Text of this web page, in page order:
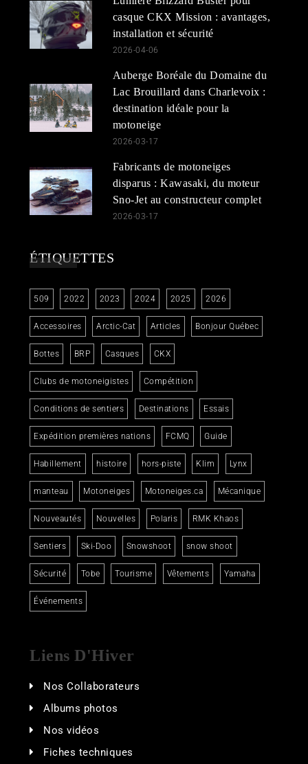
casque CKX Mission : avantages,
installation et sécurité
2026-04-06
Auberge Boréale du Domaine du
Lac Brouillard dans Charlevoix :
destination idéale pour la
motoneige
2026-03-17
Fabricants de motoneiges
disparus : Kawasaki, du moteur
Sno-Jet au constructeur complet
2026-03-17
ÉTIQUETTES
509 2022 2023 2024 2025 2026
Accessoires Arctic-Cat Articles Bonjour Québec
Bottes BRP Casques CKX
Clubs de motoneigistes Compétition
Conditions de sentiers Destinations Essais
Expédition premières nations FCMQ Guide
Habillement histoire hors-piste Klim Lynx
manteau Motoneiges Motoneiges.ca Mécanique
Nouveautés Nouvelles Polaris RMK Khaos
Sentiers Ski-Doo Snowshoot snow shoot
Sécurité Tobe Tourisme Vêtements Yamaha
Événements
Liens D'Hiver
Nos Collaborateurs
Albums photos
Nos vidéos
Fiches techniques